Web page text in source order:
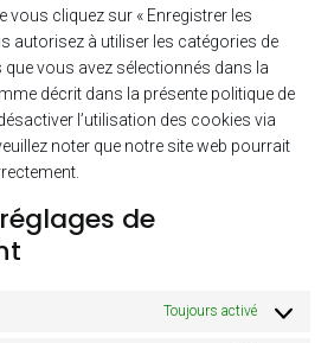
vous cliquez sur « Enregistrer les
autorisez à utiliser les catégories de
que vous avez sélectionnés dans la
décrit dans la présente politique de
l’utilisation des cookies via
noter que notre site web pourrait
de
Toujours activé